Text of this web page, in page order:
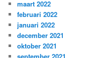
maart 2022
februari 2022
januari 2022
december 2021
oktober 2021